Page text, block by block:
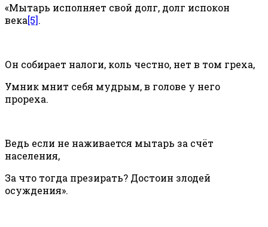
«Мытарь исполняет свой долг, долг испокон
века[5].
Он собирает налоги, коль честно, нет в том греха,
Умник мнит себя мудрым, в голове у него
прореха.
Ведь если не наживается мытарь за счёт
населения,
За что тогда презирать? Достоин злодей
осуждения».